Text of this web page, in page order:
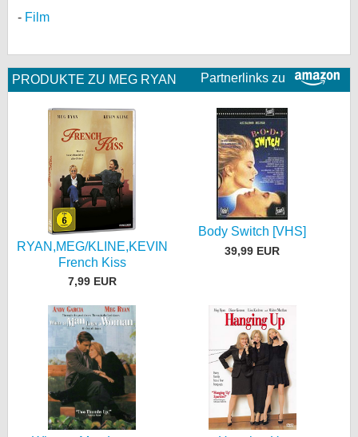
Film
Partnerlinks zu
PRODUKTE ZU MEG RYAN
RYAN,MEG/KLINE,KEVIN
French Kiss
7,99 EUR
Body Switch [VHS]
39,99 EUR